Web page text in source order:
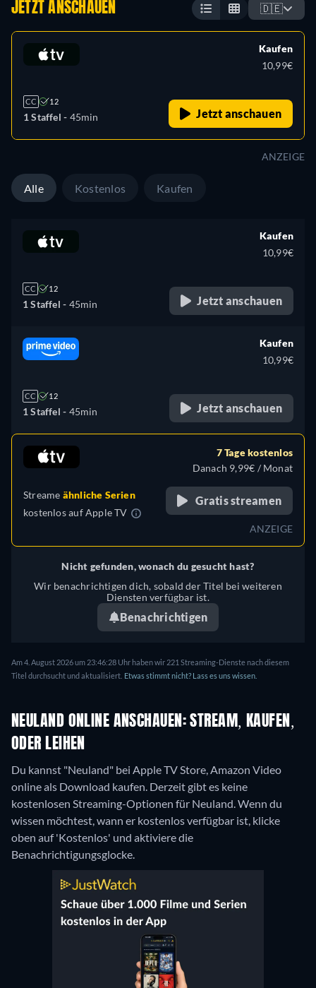
JETZT ANSCHAUEN 🇩🇪
CC 12
1 Staffel - 45min
Kaufen
10,99€
Jetzt anschauen
ANZEIGE
Alle Kostenlos Kaufen
CC 12
1 Staffel - 45min
Kaufen
10,99€
Jetzt anschauen
CC 12
1 Staffel - 45min
Kaufen
10,99€
Jetzt anschauen
Streame ähnliche Serien
kostenlos aufApple TV
7 Tage kostenlos
Danach 9,99€ / Monat
Gratis streamen
ANZEIGE
Nicht gefunden, wonach du gesucht hast?
Wir benachrichtigen dich, sobald der Titel bei weiteren
Diensten verfügbar ist.
Benachrichtigen
Am 4. August 2026 um 23:46:28 Uhr haben wir 221 Streaming-Dienste nach diesem
Titel durchsucht und aktualisiert. Etwas stimmt nicht? Lass es uns wissen.
NEULAND ONLINE ANSCHAUEN: STREAM, KAUFEN,
ODER LEIHEN
Du kannst "Neuland" bei Apple TV Store, Amazon Video
online als Download kaufen. Derzeit gibt es keine
kostenlosen Streaming-Optionen für Neuland. Wenn du
wissen möchtest, wann er kostenlos verfügbar ist, klicke
oben auf 'Kostenlos' und aktiviere die
Benachrichtigungsglocke.